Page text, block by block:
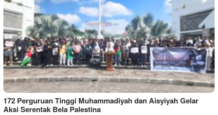
172 Perguruan Tinggi Muhammadiyah dan Aisyiyah Gelar
Aksi Serentak Bela Palestina